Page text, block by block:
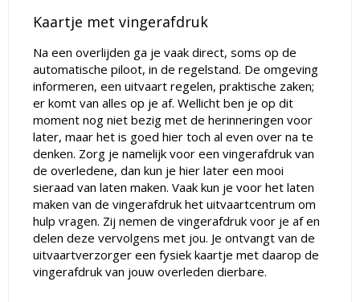
Kaartje met vingerafdruk
Na een overlijden ga je vaak direct, soms op de
automatische piloot, in de regelstand. De omgeving
informeren, een uitvaart regelen, praktische zaken;
er komt van alles op je af. Wellicht ben je op dit
moment nog niet bezig met de herinneringen voor
later, maar het is goed hier toch al even over na te
denken. Zorg je namelijk voor een vingerafdruk van
de overledene, dan kun je hier later een mooi
sieraad van laten maken. Vaak kun je voor het laten
maken van de vingerafdruk het uitvaartcentrum om
hulp vragen. Zij nemen de vingerafdruk voor je af en
delen deze vervolgens met jou. Je ontvangt van de
uitvaartverzorger een fysiek kaartje met daarop de
vingerafdruk van jouw overleden dierbare.